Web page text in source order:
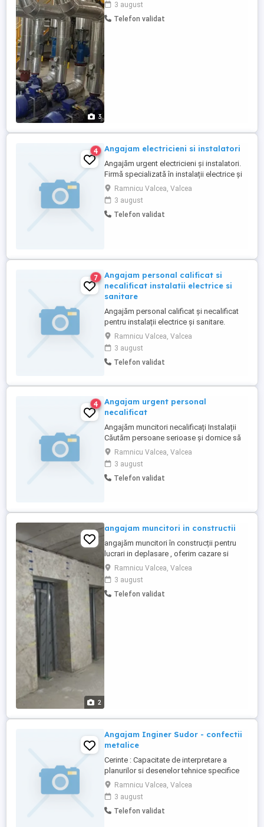
3
Tineri serioși, responsabili și motivați să
învețe o meserie de viitor în domeniul
3 august
Telefon validat
4 Angajam electricieni si instalatori
Angajăm urgent electricieni și instalatori.
Firmă specializată în instalații electrice și
sanitare civile și industriale caută personal
calificat și serios. Disponibilitate pentru
deplasări. Oferim: salariu motivant;
condiții bune de lucru; contract de muncă
Ramnicu Valcea, Valcea
3 august
Telefon validat
7
Angajam personal calificat si
necalificat instalatii electrice si
sanitare
Angajăm personal calificat și necalificat
pentru instalații electrice și sanitare.
Salariu motivant Contract de muncă
Seriozitate și continuitate Disponibilitate
pentru deplasări.
Ramnicu Valcea, Valcea
3 august
Telefon validat
4
Angajam urgent personal
necalificat
Angajăm muncitori necalificați Instalații
Căutăm persoane serioase și dornice să
învețe pentru activități în domeniul
instalațiilor electrice și sanitare. Oferim
salariu motivant, contract de muncă și
posibilitatea de calificare la locul de
Ramnicu Valcea, Valcea
3 august
Telefon validat
2
angajam muncitori in constructii
angajăm muncitori în construcții pentru
lucrari in deplasare , oferim cazare si
transport
Ramnicu Valcea, Valcea
3 august
Telefon validat
Angajam Inginer Sudor - confectii
metalice
Cerinte : Capacitate de interpretare a
planurilor si desenelor tehnice specifice
Extragere repere din desen pentru
executie Cunoastiinte de operare MS
Office (Word , Excel); Studii necesare :
superioare (Facultate Mecanica sau TCM);
Ramnicu Valcea, Valcea
3 august
Telefon validat